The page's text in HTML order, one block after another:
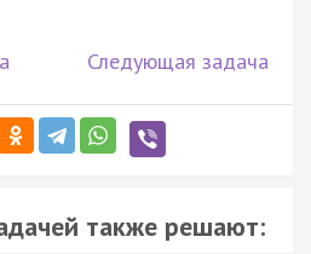
Следующая задача
также решают: